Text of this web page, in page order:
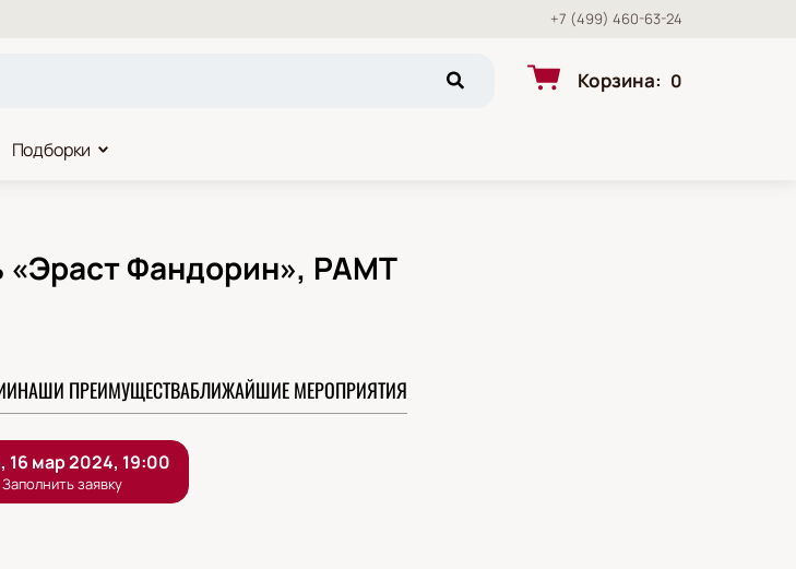
+7 (499) 460-63-24
Корзина: 0
Подборки
«Эраст Фандорин», РАМТ
НАШИ ПРЕИМУЩЕСТВАБЛИЖАЙШИЕ МЕРОПРИЯТИЯ